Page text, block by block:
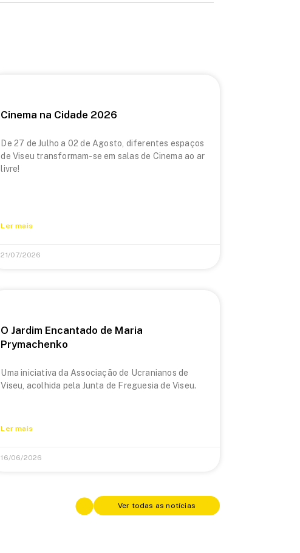
Cinema na Cidade 2026
De 27 de Julho a 02 de Agosto, diferentes espaços
de Viseu transformam-se em salas de Cinema ao ar
livre!
Ler mais
21/07/2026
O Jardim Encantado de Maria
Prymachenko
Uma iniciativa da Associação de Ucranianos de
Viseu, acolhida pela Junta de Freguesia de Viseu.
Ler mais
16/06/2026
Ver todas as notícias